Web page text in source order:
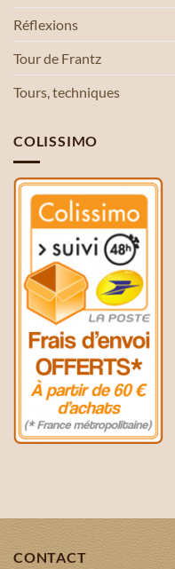
Réflexions
Tour de Frantz
Tours, techniques
COLISSIMO
CONTACT